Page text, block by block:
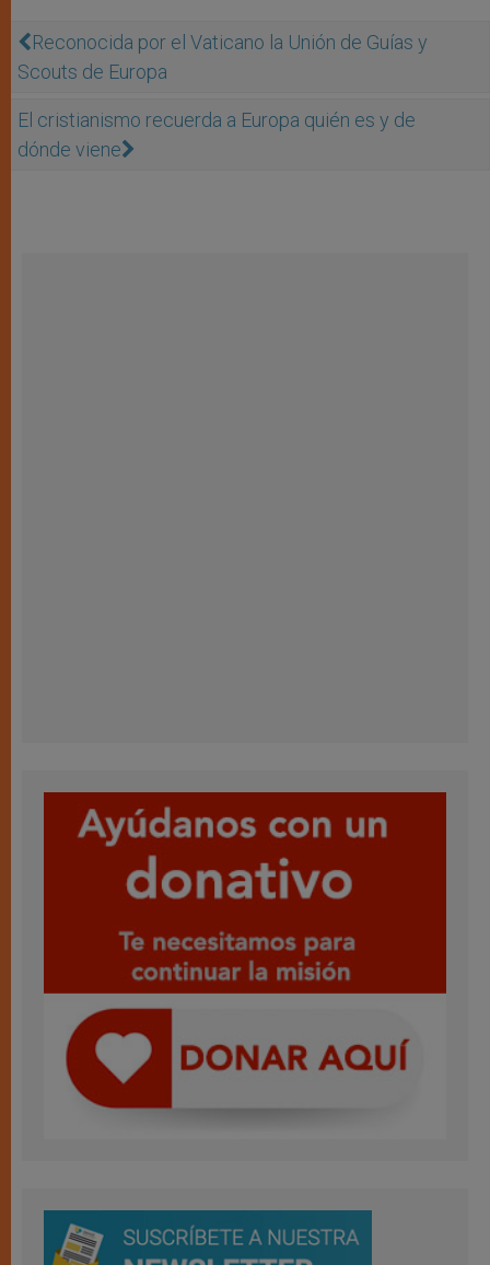
Reconocida por el Vaticano la Unión de Guías y
Scouts de Europa
El cristianismo recuerda a Europa quién es y de
dónde viene